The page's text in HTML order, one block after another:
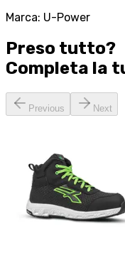
Marca: U-Power
Preso tutto?
Completa la
Previous Next